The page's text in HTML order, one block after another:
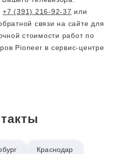
+7 (391) 216-92-37 или
связи на сайте для
стоимости работ по
Pioneer в сервис-центре
Краснодар